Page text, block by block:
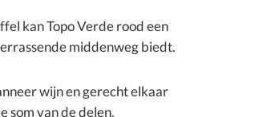
kan Topo Verde rood een
middenweg biedt.
wijn en gerecht elkaar
som van de delen.